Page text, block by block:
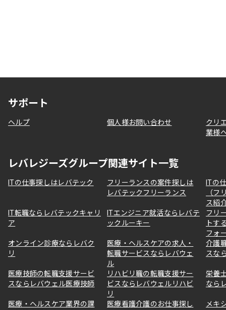
サポート
ヘルプ 個人様お問い合わせ
クリ
業様
レバレジーズグループ関連サイト一覧
ITの仕事探しはレバテック
フリーランスの案件探しは
レバテックフリーランス
ITの
（フ
ス紹
IT転職ならレバテックキャリ
ア
ITエンジニア就活ならレバテ
ックルーキー
フリ
トす
フォ
オンライン診療ならレバク
リ
医療・ヘルスケアの求人・
転職サービスならレバウェ
ル
介護
スな
医療技師の転職支援サービ
スならレバウェル医療技師
リハビリ職の転職支援サー
ビスならレバウェルリハビ
リ
栄養
なら
医療・ヘルスケア業界の課
医療看護介護のお仕事探し
メキ